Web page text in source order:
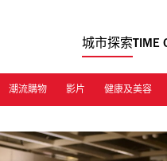
城市探索TIME
潮流購物 影片 健康及美容